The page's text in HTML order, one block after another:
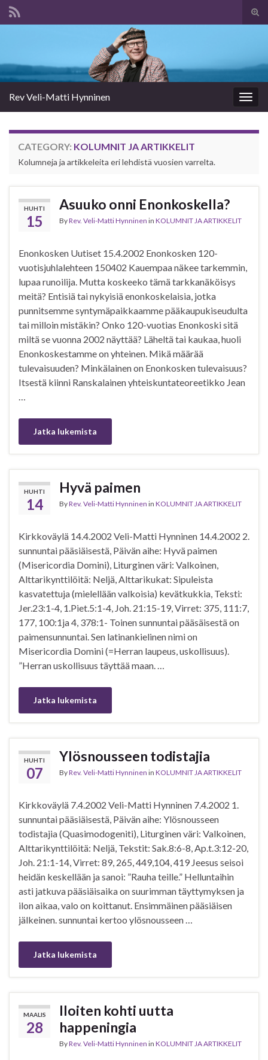
Rev Veli-Matti Hynninen
CATEGORY: KOLUMNIT JA ARTIKKELIT
Kolumneja ja artikkeleita eri lehdistä vuosien varrelta.
HUHTI
15
Asuuko onni Enonkoskella?
ByRev. Veli-Matti Hynninen in KOLUMNIT JA ARTIKKELIT
Enonkosken Uutiset 15.4.2002 Enonkosken 120-
vuotisjuhlalehteen 150402 Kauempaa näkee tarkemmin,
lupaa runoilija. Mutta koskeeko tämä tarkkanäköisys
meitä? Entisiä tai nykyisiä enonkoskelaisia, jotka
punnitsemme syntymäpaikkaamme pääkaupukiseudulta
tai milloin mistäkin? Onko 120-vuotias Enonkoski sitä
miltä se vuonna 2002 näyttää? Läheltä tai kaukaa, huoli
Enonkoskestamme on yhteinen. Mikä määrää
tulevaisuuden? Minkälainen on Enonkosken tulevaisuus?
Itsestä kiinni Ranskalainen yhteiskuntateoreetikko Jean
Jatka lukemista
HUHTI
14
Hyvä paimen
ByRev. Veli-Matti Hynninen in KOLUMNIT JA ARTIKKELIT
Kirkkoväylä 14.4.2002 Veli-Matti Hynninen 14.4.2002 2.
sunnuntai pääsiäisestä, Päivän aihe: Hyvä paimen
(Misericordia Domini), Liturginen väri: Valkoinen,
Alttarikynttilöitä: Neljä, Alttarikukat: Sipuleista
kasvatettuja (mielellään valkoisia) kevätkukkia, Teksti:
Jer.23:1-4, 1.Piet.5:1-4, Joh. 21:15-19, Virret: 375, 111:7,
177, 100:1ja 4, 378:1- Toinen sunnuntai pääsäisestä on
paimensunnuntai. Sen latinankielinen nimi on
Misericordia Domini (=Herran laupeus, uskollisuus).
”Herran uskollisuus täyttää maan. …
Jatka lukemista
HUHTI
07
Ylösnousseen todistajia
ByRev. Veli-Matti Hynninen in KOLUMNIT JA ARTIKKELIT
Kirkkoväylä 7.4.2002 Veli-Matti Hynninen 7.4.2002 1.
sunnuntai pääsiäisestä, Päivän aihe: Ylösnousseen
todistajia (Quasimodogeniti), Liturginen väri: Valkoinen,
Alttarikynttilöitä: Neljä, Tekstit: Sak.8:6-8, Ap.t.3:12-20,
Joh. 21:1-14, Virret: 89, 265, 449,104, 419 Jeesus seisoi
heidän keskellään ja sanoi: ”Rauha teille.” Helluntaihin
asti jatkuva pääsiäisaika on suurimman täyttymyksen ja
ilon aikaa, valo on koittanut. Ensimmäinen pääsiäisen
jälkeinen. sunnuntai kertoo ylösnousseen …
Jatka lukemista
MAALIS
28
Iloiten kohti uutta
happeningia
ByRev. Veli-Matti Hynninen in KOLUMNIT JA ARTIKKELIT